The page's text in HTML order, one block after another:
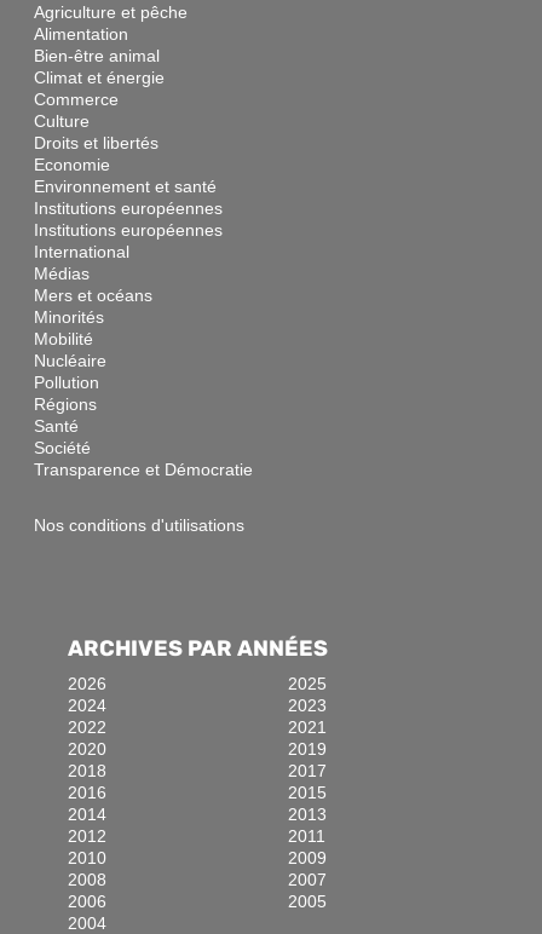
Agriculture et pêche
Alimentation
Bien-être animal
Climat et énergie
Commerce
Culture
Droits et libertés
Economie
Environnement et santé
Institutions européennes
Institutions européennes
International
Médias
Mers et océans
Minorités
Mobilité
Nucléaire
Pollution
Régions
Santé
Société
Transparence et Démocratie
Nos conditions d'utilisations
ARCHIVES PAR ANNÉES
2026
2025
2024
2023
2022
2021
2020
2019
2018
2017
2016
2015
2014
2013
2012
2011
2010
2009
2008
2007
2006
2005
2004